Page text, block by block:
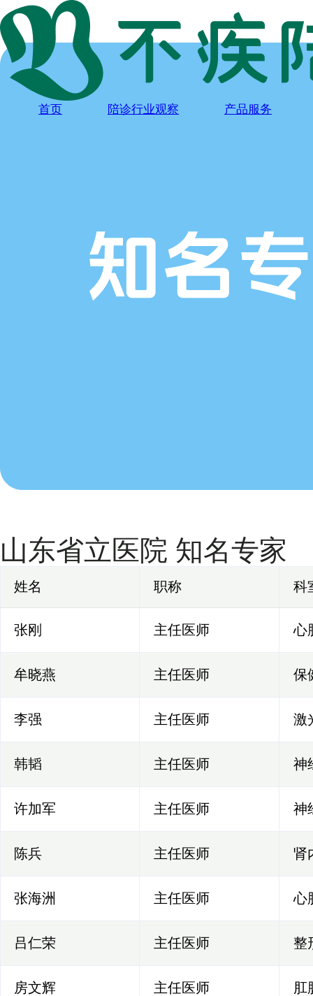
首页 陪诊行业观察 产品服务
山东省立医院 知名专家
姓名 职称 科
张刚 主任医师 心
牟晓燕 主任医师 保
李强 主任医师 激
韩韬 主任医师 神
许加军 主任医师 神
陈兵 主任医师 肾
张海洲 主任医师 心
吕仁荣 主任医师 整
房文辉 主任医师 肛